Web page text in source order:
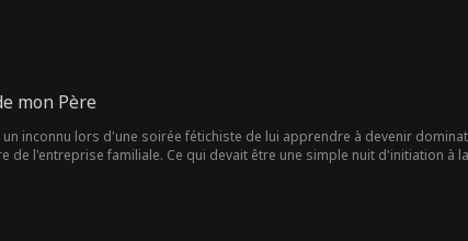
mon Père
un inconnu lors d'une soirée fétichiste de lui apprendre à devenir
de l'entreprise familiale. Ce qui devait être une simple nuit d'initiation à